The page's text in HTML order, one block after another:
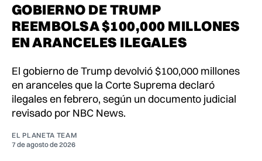
GOBIERNO DE TRUMP
REEMBOLSA $100,000 MILLONES
EN ARANCELES ILEGALES
El gobierno de Trump devolvió $100,000 millones
en aranceles que la Corte Suprema declaró
ilegales en febrero, según un documento judicial
revisado por NBC News.
EL PLANETA TEAM
7 de agosto de 2026